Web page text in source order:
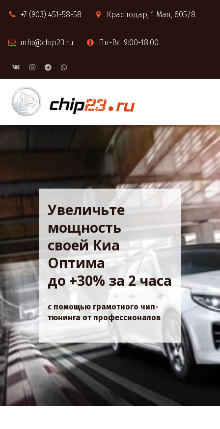
+7 (903) 451-58-58 Краснодар, 1 Мая, 605/8
info@chip23.ru Пн-Вс: 9:00-18:00
Увеличьте
мощность
своей Киа
Оптима
до +30% за 2 часа
с помощью грамотного чип-
тюнинга от профессионалов